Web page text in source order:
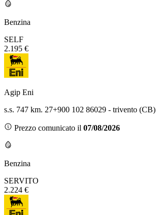
Benzina
SELF
2.195 €
Agip Eni
s.s. 747 km. 27+900 102 86029 - trivento (CB)
Prezzo comunicato il 07/08/2026
Benzina
SERVITO
2.224 €